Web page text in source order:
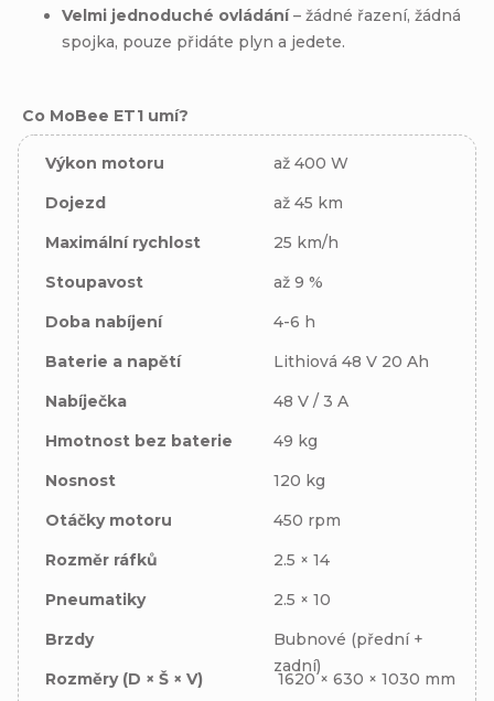
Velmi jednoduché ovládání– žádné řazení, žádná
spojka, pouze přidáte plyn a jedete.
Co MoBee ET1 umí?
Výkon motoru
až 400 W
Dojezd
až 45 km
Maximální rychlost
25 km/h
Stoupavost
až 9 %
Doba nabíjení
4-6 h
Baterie a napětí
Lithiová 48 V 20 Ah
Nabíječka
48 V / 3 A
Hmotnost bez baterie
49 kg
Nosnost
120 kg
Otáčky motoru
450 rpm
Rozměr ráfků
2.5 × 14
Pneumatiky
2.5 × 10
Brzdy
Bubnové (přední +
zadní)
Rozměry (D × Š × V)
1620 × 630 × 1030 mm